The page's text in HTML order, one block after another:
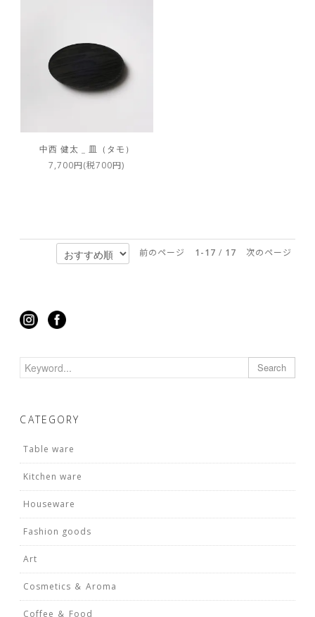
中西 健太 _ 皿（タモ）
7,700円(税700円)
前のページ 1-17 / 17 次のページ
Search
CATEGORY
Table ware
Kitchen ware
Houseware
Fashion goods
Art
Cosmetics ＆ Aroma
Coffee ＆ Food